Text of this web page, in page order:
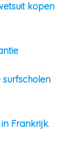
kopen
surfscholen
Frankrijk.